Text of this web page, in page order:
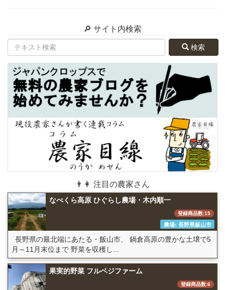
🔎 サイト内検索
検索
👨👩 注目の農家さん
なべくら高原 ひぐらし農場・木内順一
登録商品数:15
農場: 長野県飯山市
長野県の最北端にあたる・飯山市、 鍋倉高原の豊かな土壌で5
月～11月末位まで 野菜を収穫し...
果実的野菜 フルベジファーム
登録商品数:6